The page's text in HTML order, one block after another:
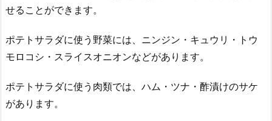
せることができます。
ポテトサラダに使う野菜には、ニンジン・キュウリ・トウ
モロコシ・スライスオニオンなどがあります。
ポテトサラダに使う肉類では、ハム・ツナ・酢漬けのサケ
があります。